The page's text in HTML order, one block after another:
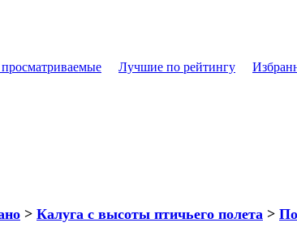
просматриваемые Лучшие по рейтингу
> Калуга с высоты птичьего полета >